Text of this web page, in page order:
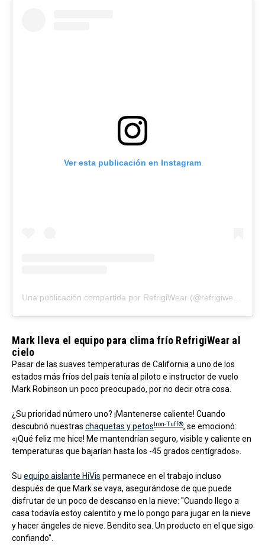
Ver esta publicación en Instagram
Mark lleva el equipo para clima frío RefrigiWear al
cielo
Pasar de las suaves temperaturas de California a uno de los
estados más fríos del país tenía al piloto e instructor de vuelo
Mark Robinson un poco preocupado, por no decir otra cosa.
¿Su prioridad número uno? ¡Mantenerse caliente! Cuando
descubrió nuestras chaquetas y petosIron-Tuff®, se emocionó:
«¡Qué feliz me hice! Me mantendrían seguro, visible y caliente en
temperaturas que bajarían hasta los -45 grados centígrados».
Su equipo aislante HiVis permanece en el trabajo incluso
después de que Mark se vaya, asegurándose de que puede
disfrutar de un poco de descanso en la nieve: "Cuando llego a
casa todavía estoy calentito y me lo pongo para jugar en la nieve
y hacer ángeles de nieve. Bendito sea. Un producto en el que sigo
confiando".